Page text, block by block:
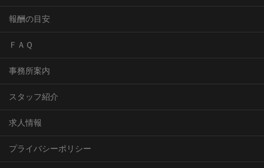
報酬の目安
ＦＡＱ
事務所案内
スタッフ紹介
求人情報
プライバシーポリシー